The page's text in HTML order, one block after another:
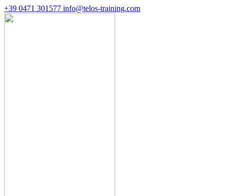
+39 0471 301577 info@telos-training.com